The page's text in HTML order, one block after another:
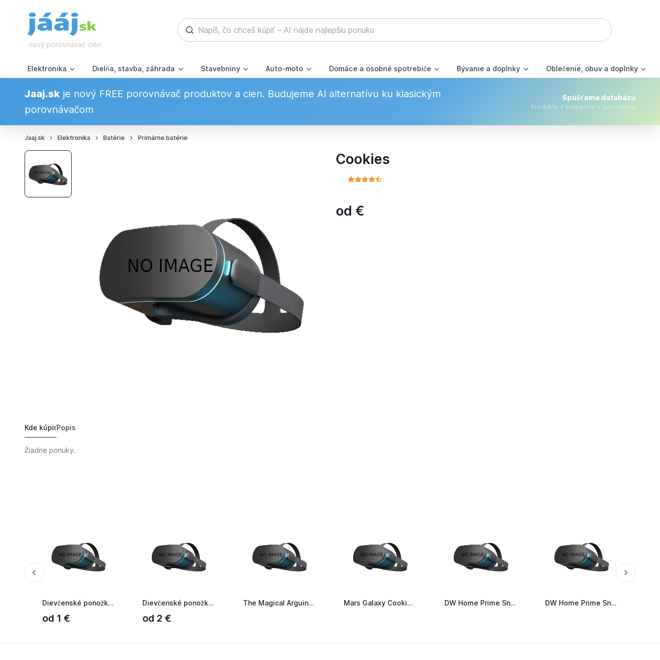
nový porovnávač cien
Elektronika Dielňa, stavba, záhrada Stavebniny Auto-moto Domáce a osobné spotrebiče Bývanie a doplnky Oblečenie, obuv a doplnky
Jaaj.skje nový FREE porovnávač produktov a cien. Budujeme AI alternatívu ku klasickým
porovnávačom
Spúšťame databázu
Produkty • kategórie • porovnania
Jaaj.sk Elektronika Batérie Primárne batérie
Cookies
od €
Kde kúpiťPopis
Žiadne ponuky.
Dievčenské ponožky Cookies biela
od 1 €
Dievčenské ponožky Cookies S ružová púdrová
od 2 €
The Magical Arguing Cookies Kuo Storey Mars Galaxy Cookies Chocolate 180 g DW Home Prime Snickerdoodle Cookies 434 g DW Home Prime Snickerdoodle Cookies 262 g